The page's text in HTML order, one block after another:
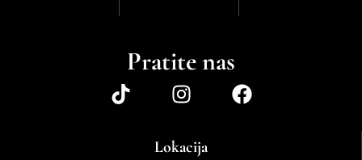
Pratite nas
Lokacija